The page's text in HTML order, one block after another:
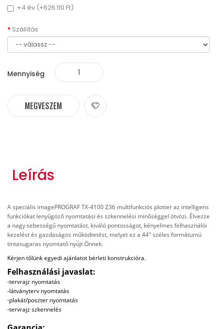
+4 év (+626.110 Ft)
Szállítás
Mennyiség
MEGVESZEM
Leírás
A speciális imagePROGRAF TX-4100 Z36 multifunkciós plotter az intelligens
funkciókat lenyűgöző nyomtatási és szkennelési minőséggel ötvözi. Élvezze
a nagy sebességű nyomtatást, kiváló pontosságot, kényelmes felhasználói
kezelést és gazdaságos működtetést, melyet ez a 44" széles formátumú
tintasugaras nyomtató nyújt Önnek.
Kérjen tőlünk egyedi ajánlatot bérleti konstrukcióra.
Felhasználási javaslat:
-tervrajz nyomtatás
-látványterv nyomtatás
-plakát/poszter nyomtatás
-tervrajz szkennelés